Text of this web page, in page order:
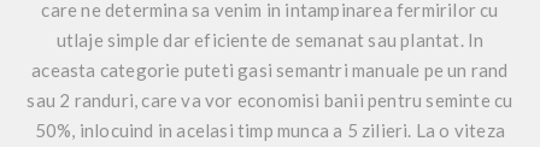
care ne determina sa venim in intampinarea fermirilor cu
utlaje simple dar eficiente de semanat sau plantat. In
aceasta categorie puteti gasi semantri manuale pe un rand
sau 2 randuri, care va vor economisi banii pentru seminte cu
50%, inlocuind in acelasi timp munca a 5 zilieri. La o viteza